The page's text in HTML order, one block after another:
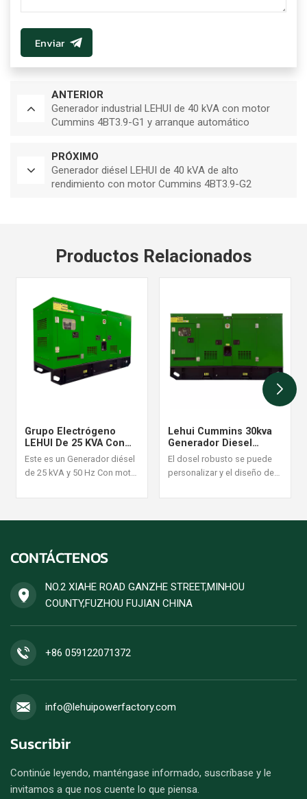
Enviar
ANTERIOR
Generador industrial LEHUI de 40 kVA con motor
Cummins 4BT3.9-G1 y arranque automático
PRÓXIMO
Generador diésel LEHUI de 40 kVA de alto
rendimiento con motor Cummins 4BT3.9-G2
Productos Relacionados
Grupo Electrógeno
LEHUI De 25 KVA Con
Arranque Automático Y
Monitoreo Remoto
Este es un Generador diésel
de 25 kVA y 50 Hz Con motor
para situaciones de
eficiencia de combustible.
generador diésel.
Lehui Cummins 30kva
Generador Diesel
Industrial Conjunto De
El dosel robusto se puede
personalizar y el diseño de
confiable, se acepta un
CONTÁCTENOS
NO.2 XIAHE ROAD GANZHE STREET,MINHOU
COUNTY,FUZHOU FUJIAN CHINA
+86 059122071372
info@lehuipowerfactory.com
Suscribir
Continúe leyendo, manténgase informado, suscríbase y le
invitamos a que nos cuente lo que piensa.